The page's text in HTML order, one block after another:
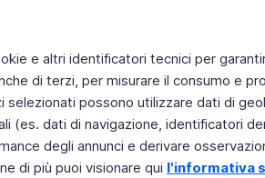
e altri identificatori tecnici per
di terzi, per misurare il consumo e
possono utilizzare dati di
(es. dati di navigazione, identificatori
degli annunci e derivare
di più puoi visionare qui l'informativa